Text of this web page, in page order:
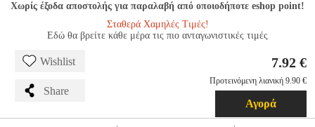
Χωρίς έξοδα αποστολής για παραλαβή από οποιοδήποτε eshop point!
Σταθερά Χαμηλές Τιμές!
Εδώ θα βρείτε κάθε μέρα τις πιο ανταγωνιστικές τιμές
Wishlist
Share
7.92 €
Προτεινόμενη λιανική 9.90 €
Αγορά